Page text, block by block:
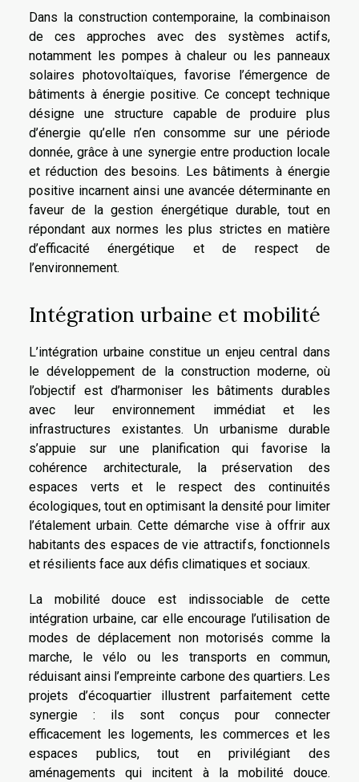
Dans la construction contemporaine, la combinaison
de ces approches avec des systèmes actifs,
notamment les pompes à chaleur ou les panneaux
solaires photovoltaïques, favorise l’émergence de
bâtiments à énergie positive. Ce concept technique
désigne une structure capable de produire plus
d’énergie qu’elle n’en consomme sur une période
donnée, grâce à une synergie entre production locale
et réduction des besoins. Les bâtiments à énergie
positive incarnent ainsi une avancée déterminante en
faveur de la gestion énergétique durable, tout en
répondant aux normes les plus strictes en matière
d’efficacité énergétique et de respect de
l’environnement.
Intégration urbaine et mobilité
L’intégration urbaine constitue un enjeu central dans
le développement de la construction moderne, où
l’objectif est d’harmoniser les bâtiments durables
avec leur environnement immédiat et les
infrastructures existantes. Un urbanisme durable
s’appuie sur une planification qui favorise la
cohérence architecturale, la préservation des
espaces verts et le respect des continuités
écologiques, tout en optimisant la densité pour limiter
l’étalement urbain. Cette démarche vise à offrir aux
habitants des espaces de vie attractifs, fonctionnels
et résilients face aux défis climatiques et sociaux.
La mobilité douce est indissociable de cette
intégration urbaine, car elle encourage l’utilisation de
modes de déplacement non motorisés comme la
marche, le vélo ou les transports en commun,
réduisant ainsi l’empreinte carbone des quartiers. Les
projets d’écoquartier illustrent parfaitement cette
synergie : ils sont conçus pour connecter
efficacement les logements, les commerces et les
espaces publics, tout en privilégiant des
aménagements qui incitent à la mobilité douce.